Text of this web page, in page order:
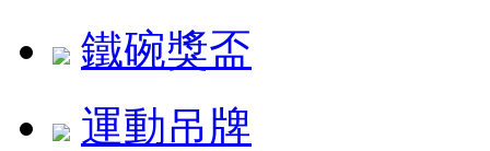
鐵碗獎盃
運動吊牌